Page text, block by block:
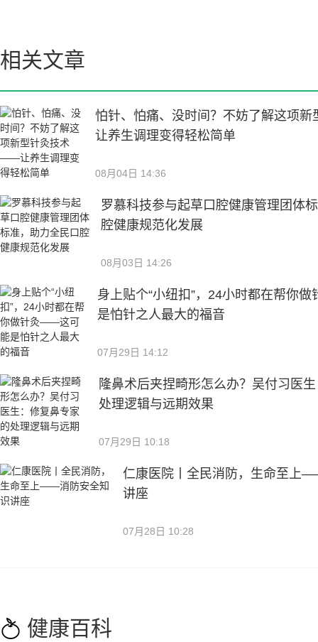
相关文章
怕针、怕痛、没时间？不妨了解这项
让养生调理变得轻松简单
08月04日 14:36
罗慕科技参与起草口腔健康管理团体
腔健康规范化发展
08月03日 14:26
身上贴个“小纽扣”，24小时都在帮你
是怕针之人最大的福音
07月29日 14:12
隆鼻术后夹捏畸形怎么办？吴付习医
处理逻辑与远期效果
07月29日 10:18
仁康医院丨全民消防，生命至上
讲座
07月28日 10:28
健康百科